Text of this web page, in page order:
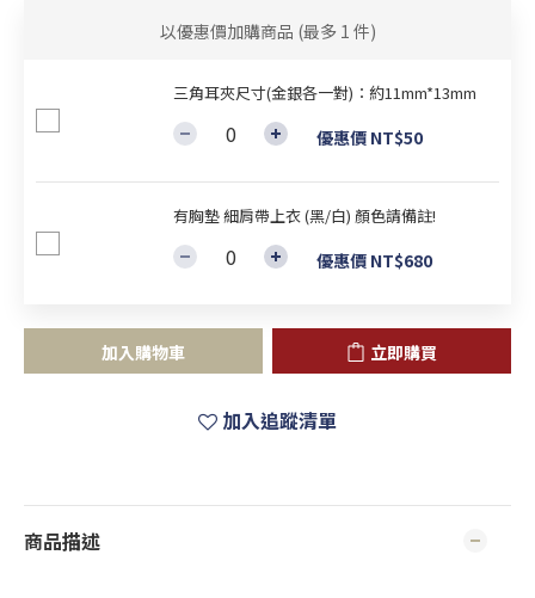
以優惠價加購商品 (最多 1 件)
三角耳夾尺寸(金銀各一對)：約11mm*13mm
優惠價 NT$50
有胸墊 細肩帶上衣 (黑/白) 顏色請備註!
優惠價 NT$680
加入購物車 立即購買
加入追蹤清單
商品描述